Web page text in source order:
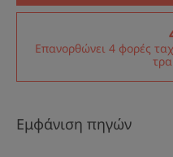
Επανορθώνει 4 φορές
Εμφάνιση πηγών